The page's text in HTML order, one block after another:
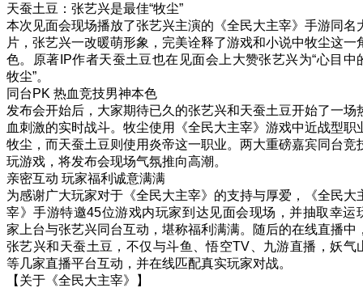
天蚕土豆：张艺兴是最佳“牧尘”
本次见面会现场播放了张艺兴主演的《全民大主宰》手游同名
片，张艺兴一改暖萌形象，完美诠释了游戏和小说中牧尘这一
色。原著IP作者天蚕土豆也在见面会上大赞张艺兴为“心目中
牧尘”。
同台PK 热血竞技男神本色
发布会开始后，大家期待已久的张艺兴和天蚕土豆开始了一场
血刺激的实时战斗。牧尘使用《全民大主宰》游戏中近战型职
牧尘，而天蚕土豆则使用炎帝这一职业。两大重磅嘉宾同台竞
玩游戏，将发布会现场气氛推向高潮。
亲密互动 玩家福利诚意满满
为感谢广大玩家对于《全民大主宰》的支持与厚爱，《全民大
宰》手游特邀45位游戏内玩家到达见面会现场，并抽取幸运
家上台与张艺兴同台互动，堪称福利满满。随后的在线直播中
张艺兴和天蚕土豆，不仅与斗鱼、悟空TV、九游直播，妖气
等几家直播平台互动，并在线匹配真实玩家对战。
【关于《全民大主宰》】